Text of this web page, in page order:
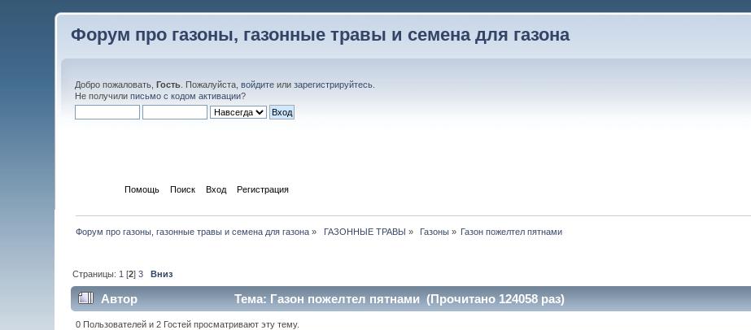
Форум про газоны, газонные травы и семена для газона
Добро пожаловать,Гость . Пожалуйста,войдите илизарегистрируйтесь
Не получилиписьмо с кодом активации?
Помощь Поиск Вход Регистрация
Форум про газоны, газонные травы и семена для газона » ГАЗОННЫЕ ТРАВЫ » Газоны » Газон пожелтел пятнами
Страницы: 1 [2]3 Вниз
Автор Тема: Газон пожелтел пятнами (Прочитано 124058 раз)
0 Пользователей и 2 Гостей просматривают эту тему.